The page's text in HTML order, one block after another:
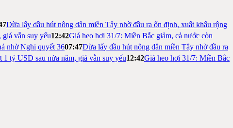
Dừa lấy dầu hút nông dân miền Tây nhờ đầu ra ổn định, xuất khẩu rộng
vẫn suy yếu12:42Giá heo hơi 31/7: Miền Bắc giảm, cả nước còn
nhờ Nghị quyết 3607:47Dừa lấy dầu hút nông dân miền Tây nhờ đầu ra
1 tỷ USD sau nửa năm, giá vẫn suy yếu12:42Giá heo hơi 31/7: Miền Bắc